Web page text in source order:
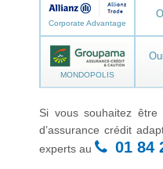
Corporate Advantage
MONDOPOLIS
Si vous souhaitez
d’assurance crédit
experts​ au
01 84